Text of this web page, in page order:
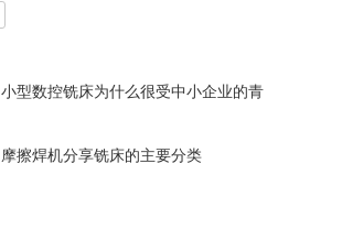
小型数控铣床为什么很受中小企业的青
摩擦焊机分享铣床的主要分类